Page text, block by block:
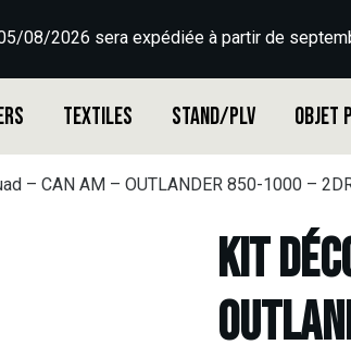
08/2026 sera expédiée à partir de
Textiles Stand/PLV Objet
– CAN AM – OUTLANDER 850-1000 –
Kit